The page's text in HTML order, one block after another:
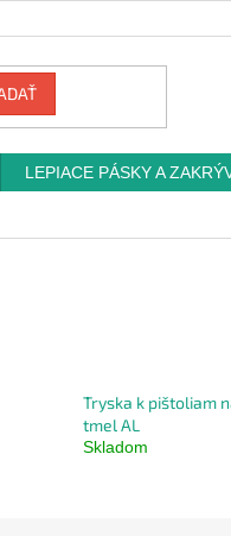
LEPIACE PÁSKY A
Tryska k pištoliam
tmel AL
Skladom